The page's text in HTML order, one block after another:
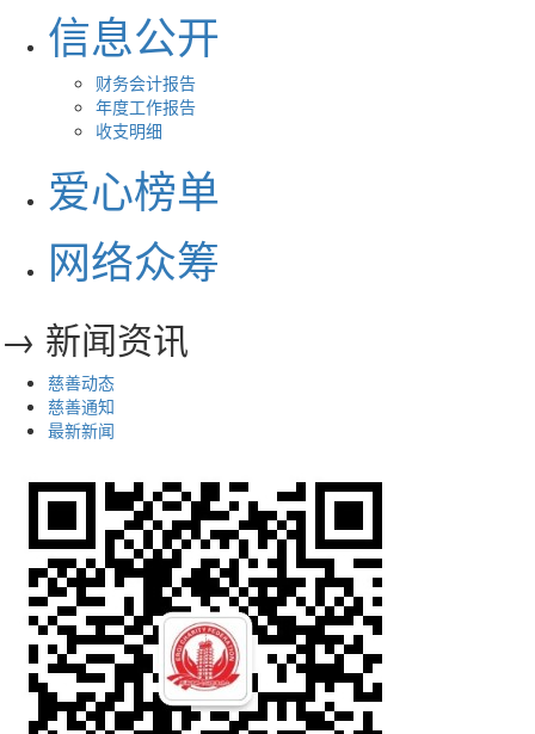
信息公开
财务会计报告
年度工作报告
收支明细
爱心榜单
网络众筹
→ 新闻资讯
慈善动态
慈善通知
最新新闻